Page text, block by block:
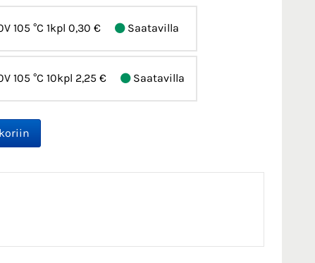
105 °C 1kpl 0,30 € Saatavilla
105 °C 10kpl 2,25 € Saatavilla